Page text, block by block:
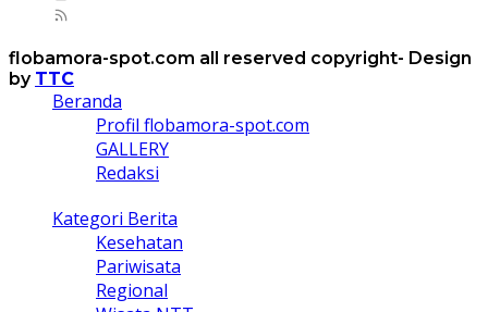
flobamora-spot.com all reserved copyright- Design
by TTC
Beranda
Profil flobamora-spot.com
GALLERY
Redaksi
Kategori Berita
Kesehatan
Pariwisata
Regional